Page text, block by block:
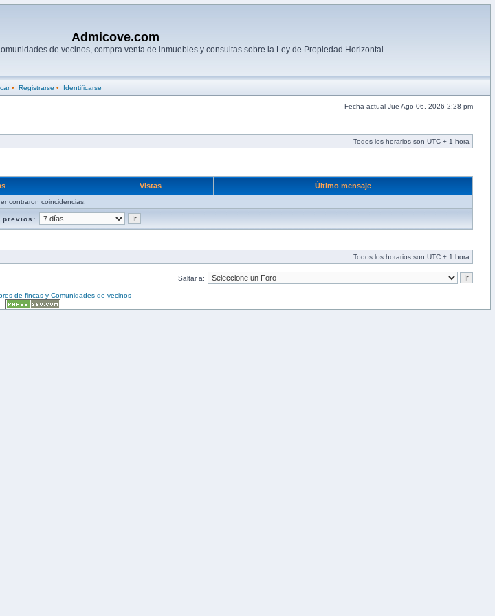
Admicove.com
de vecinos, compra venta de inmuebles y consultas sobre la Ley de Propiedad Horizontal.
• Registrarse • Identificarse
Fecha actual Jue Ago 06, 2026 2:28 pm
Todos los horarios son UTC + 1 hora
Vistas Último mensaje
coincidencias.
previos:
Todos los horarios son UTC + 1 hora
Saltar a:
de fincas y Comunidades de vecinos